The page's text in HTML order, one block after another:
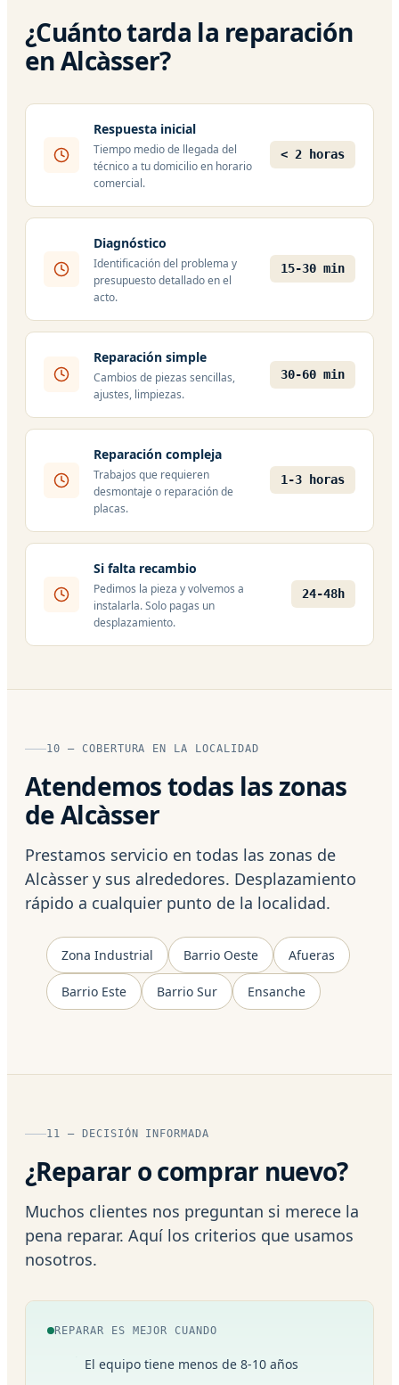
¿Cuánto tarda la reparación
en Alcàsser?
Respuesta inicial
Tiempo medio de llegada del
técnico a tu domicilio en horario
comercial.
< 2 horas
Diagnóstico
Identificación del problema y
presupuesto detallado en el
acto.
15-30 min
Reparación simple
Cambios de piezas sencillas,
ajustes, limpiezas.
30-60 min
Reparación compleja
Trabajos que requieren
desmontaje o reparación de
placas.
1-3 horas
Si falta recambio
Pedimos la pieza y volvemos a
instalarla. Solo pagas un
desplazamiento.
24-48h
10 — COBERTURA EN LA LOCALIDAD
Atendemos todas las zonas
de Alcàsser
Prestamos servicio en todas las zonas de
Alcàsser y sus alrededores. Desplazamiento
rápido a cualquier punto de la localidad.
Zona Industrial Barrio Oeste Afueras
Barrio Este Barrio Sur Ensanche
11 — DECISIÓN INFORMADA
¿Reparar o comprar nuevo?
Muchos clientes nos preguntan si merece la
pena reparar. Aquí los criterios que usamos
nosotros.
REPARAR ES MEJOR CUANDO
El equipo tiene menos de 8-10 años